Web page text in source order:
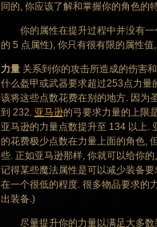
同的, 你应该了解和掌握你的角色的
你的属性在提升过程中并没有一
的 5 点属性), 你只有很有限的属性
力量关系到你的攻击所造成的伤害
什么盔甲或武器要求超过253点力量
该将这些点数花费在别的地方. 因为
到 232. 亚马逊的弓要求力量的上限
亚马逊的力量点数提升至 134 以上.
的花费极少点数在力量上面的角色,
些. 正如亚马逊那样, 你就可以给你
记得某些魔法属性是可以减少装备
在一个很低的程度. 很多物品要求的
出装备.)
尽量提升你的力量以满足大多数